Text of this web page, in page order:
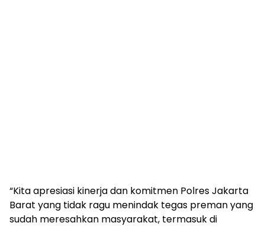
“Kita apresiasi kinerja dan komitmen Polres Jakarta
Barat yang tidak ragu menindak tegas preman yang
sudah meresahkan masyarakat, termasuk di